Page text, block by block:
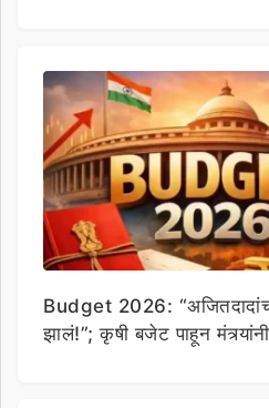
Budget 2026: “अजितदादांचं
झालं!”; कृषी बजेट पाहून